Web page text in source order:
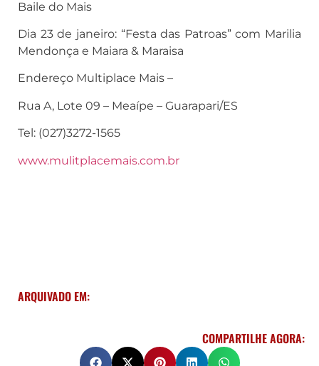
Baile do Mais
Dia 23 de janeiro: “Festa das Patroas” com Marilia
Mendonça e Maiara & Maraisa
Endereço Multiplace Mais –
Rua A, Lote 09 – Meaípe – Guarapari/ES
Tel: (027)3272-1565
www.mulitplacemais.com.br
ARQUIVADO EM:
COMPARTILHE AGORA: